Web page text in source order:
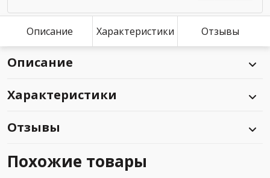
Описание Характеристики Отзывы
Описание
Характеристики
Отзывы
Похожие товары